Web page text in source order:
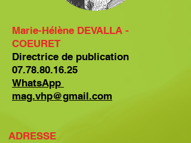
Marie-Hélène DEVALLA -
COEURET
Directrice de publication
07.78.80.16.25
WhatsApp
mag.vhp@gmail.com
ADRESSE